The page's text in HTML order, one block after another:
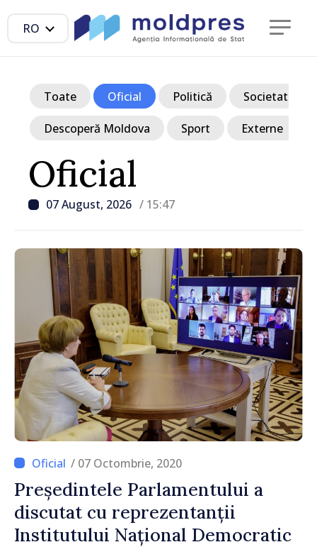
RO
Oficial
07 August, 2026 / 15:47
Toate Oficial Politică Societate
Descoperă Moldova Sport Externe
/ 07 Octombrie, 2020
Președintele Parlamentului a
discutat cu reprezentanții
Institutului Național Democratic